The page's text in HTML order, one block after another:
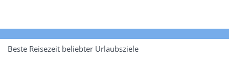
Beste Reisezeit beliebter Urlaubsziele